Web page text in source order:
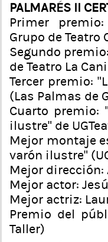
PALMARÉS II
Primer
Grupo de Teatro
Segundo
de Teatro La
Tercer premio:
(Las Palmas de
Cuarto premio:
ilustre” de
Mejor montaje
varón ilustre”
Mejor dirección:
Mejor actor:
Mejor actriz:
Premio del
Taller)